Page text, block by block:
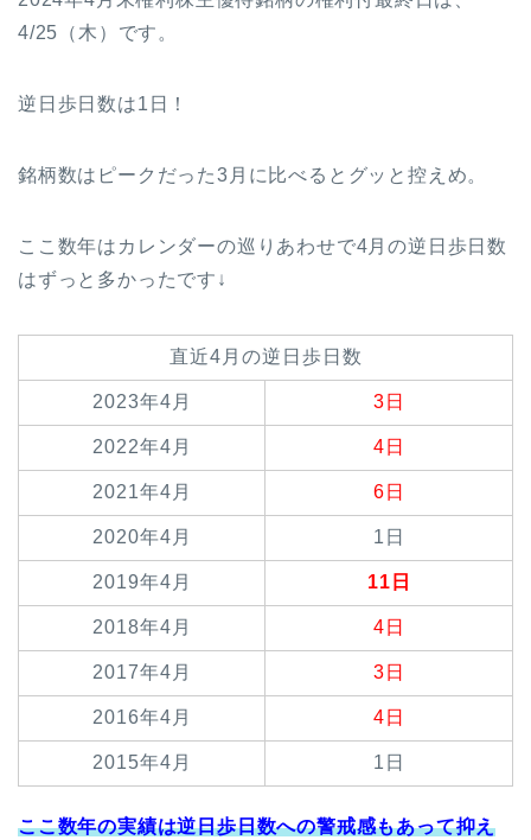
4/25（木）です。
逆日歩日数は1日！
銘柄数はピークだった3月に比べるとグッと控えめ。
ここ数年はカレンダーの巡りあわせで4月の逆日歩日数
はずっと多かったです↓
直近4月の逆日歩日数
2023年4月 3日
2022年4月 4日
2021年4月 6日
2020年4月 1日
2019年4月 11日
2018年4月 4日
2017年4月 3日
2016年4月 4日
2015年4月 1日
ここ数年の実績は逆日歩日数への警戒感もあって抑え